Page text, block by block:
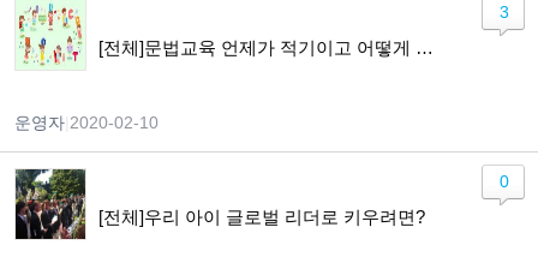
[전체]문법교육 언제가 적기이고 어떻게 가르쳐야 하나요?
운영자 2020-02-10
3
[전체]우리 아이 글로벌 리더로 키우려면?
0